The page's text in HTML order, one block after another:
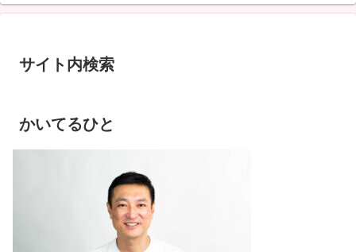
サイト内検索
かいてるひと